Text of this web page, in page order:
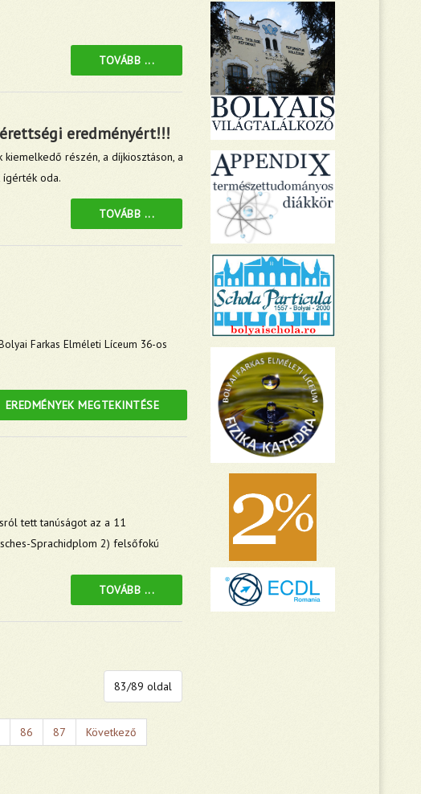
TOVÁBB ...
eredményért!!!
részén, a díjkiosztáson, a
oda.
TOVÁBB ...
Farkas Elméleti Líceum 36-os
EREDMÉNYEK MEGTEKINTÉSE
tett tanúságot az a 11
Sprachidplom 2) felsőfokú
TOVÁBB ...
83/89 oldal
86 87
Következő